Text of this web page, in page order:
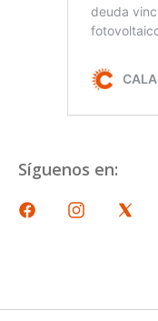
Síguenos en: